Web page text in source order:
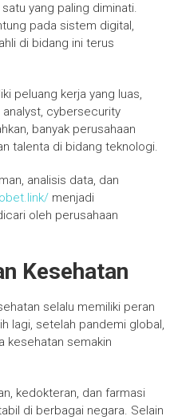
yang paling diminati.
pada sistem digital,
di bidang ini terus
peluang kerja yang luas,
cybersecurity
banyak perusahaan
talenta di bidang teknologi.
analisis data, dan
menjadi
oleh perusahaan
Kesehatan
selalu memiliki peran
lagi, setelah pandemi global,
kesehatan semakin
kedokteran, dan farmasi
di berbagai negara. Selain